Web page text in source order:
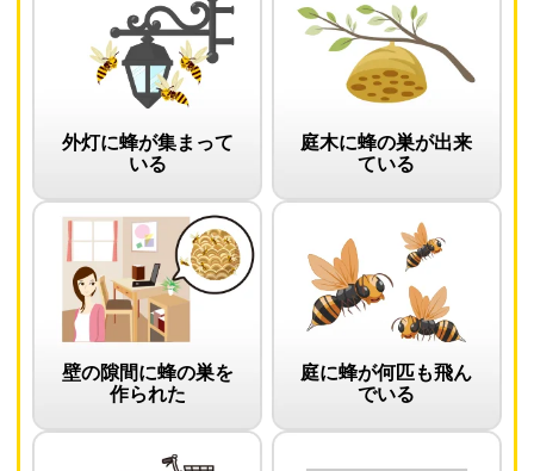
外灯に蜂が集まって
いる
庭木に蜂の巣が出来
ている
壁の隙間に蜂の巣を
作られた
庭に蜂が何匹も飛ん
でいる